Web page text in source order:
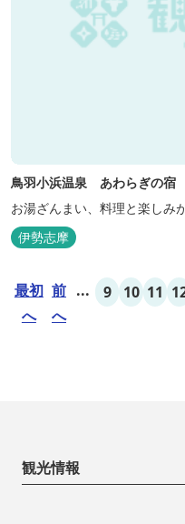
鳥羽小浜温泉 あわらぎの宿
お湯ざんまい、料理と楽しみ
伊勢志摩
最初
へ
前
へ
... 9 10 11
観光情報